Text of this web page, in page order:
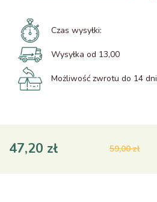
Czas wysyłki:
Wysyłka od 13,00
Możliwość zwrotu do 14 dni
47,20 zł 59,00 zł